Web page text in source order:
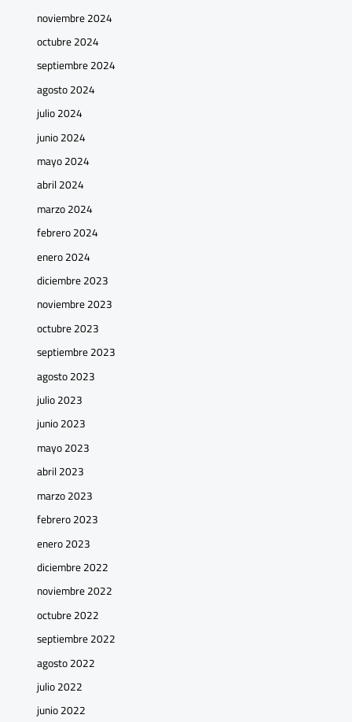
noviembre 2024
octubre 2024
septiembre 2024
agosto 2024
julio 2024
junio 2024
mayo 2024
abril 2024
marzo 2024
febrero 2024
enero 2024
diciembre 2023
noviembre 2023
octubre 2023
septiembre 2023
agosto 2023
julio 2023
junio 2023
mayo 2023
abril 2023
marzo 2023
febrero 2023
enero 2023
diciembre 2022
noviembre 2022
octubre 2022
septiembre 2022
agosto 2022
julio 2022
junio 2022